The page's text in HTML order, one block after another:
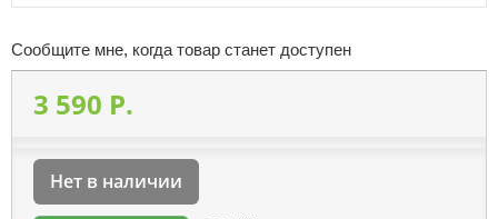
Сообщите мне, когда товар станет доступен
3 590 P.
Нет в наличии